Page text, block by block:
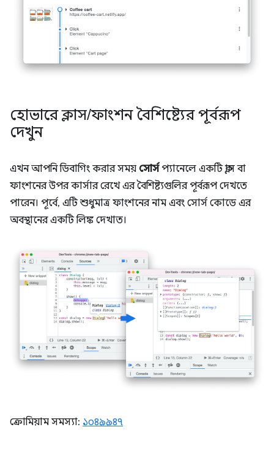
হোভারে ক্লাস/ফাংশন বৈশিষ্ট্যের পূর্বরূপ
দেখুন
এখন আপনি ডিবাগিং করার সময় সোর্সপ্যানেলে একটি ক্লাস বা
ফাংশনের উপর কার্সার রেখে এর বৈশিষ্ট্যগুলির পূর্বরূপ দেখতে
পারেন। পূর্বে, এটি শুধুমাত্র ফাংশনের নাম এবং সোর্স কোডে এর
অবস্থানের একটি লিঙ্ক দেখাত।
ক্রোমিয়াম সমস্যা: ১০৪৯৯৪৭